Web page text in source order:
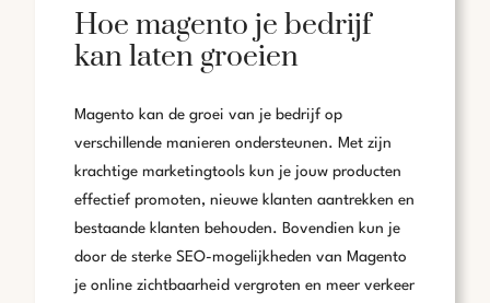
Hoe magento je bedrijf
kan laten groeien
Magento kan de groei van je bedrijf op
verschillende manieren ondersteunen. Met zijn
krachtige marketingtools kun je jouw producten
effectief promoten, nieuwe klanten aantrekken en
bestaande klanten behouden. Bovendien kun je
door de sterke SEO-mogelijkheden van Magento
je online zichtbaarheid vergroten en meer verkeer